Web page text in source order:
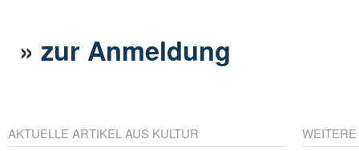
»zur Anmeldung
AKTUELLE ARTIKEL AUS KULTUR